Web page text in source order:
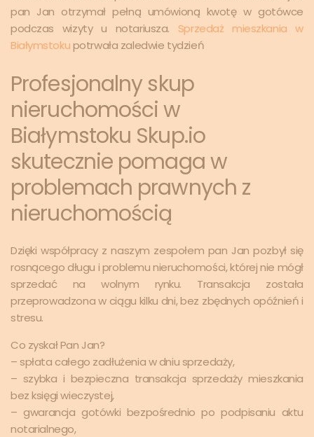
pan Jan otrzymał pełną umówioną kwotę w gotówce
podczas wizyty u notariusza. Sprzedaż mieszkania w
Białymstoku potrwała zaledwie tydzień
Profesjonalny skup
nieruchomości w
Białymstoku Skup.io
skutecznie pomaga w
problemach prawnych z
nieruchomością
Dzięki współpracy z naszym zespołem pan Jan pozbył się
rosnącego długu i problemu nieruchomości, której nie mógł
sprzedać na wolnym rynku. Transakcja została
przeprowadzona w ciągu kilku dni, bez zbędnych opóźnień i
stresu.
Co zyskał Pan Jan?
– spłata całego zadłużenia w dniu sprzedaży,
– szybka i bezpieczna transakcja sprzedaży mieszkania
bez księgi wieczystej,
– gwarancja gotówki bezpośrednio po podpisaniu aktu
notarialnego,